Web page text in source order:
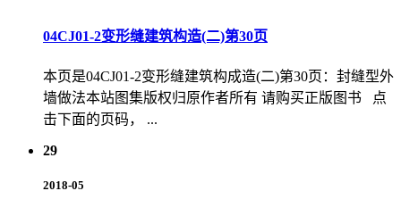
04CJ01-2变形缝建筑构造(二)第30页
本页是04CJ01-2变形缝建筑构成造(二)第30页：封缝型外
墙做法本站图集版权归原作者所有 请购买正版图书 点
击下面的页码， ...
29
2018-05